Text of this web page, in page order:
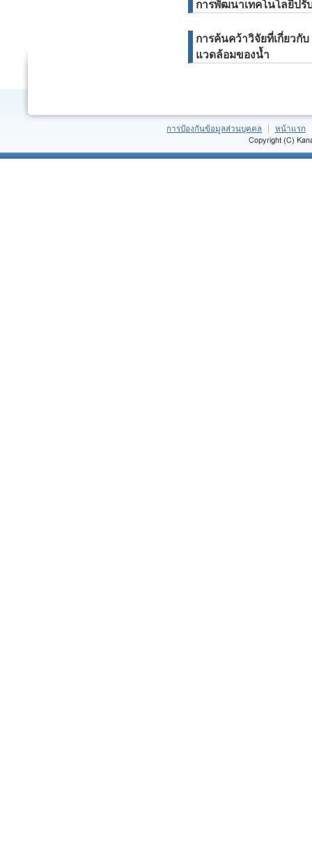
การพัฒนาเทคโนโลยีปรั
การค้นคว้าวิจัยที่เกี่ยวกั
แวดล้อมของน้ำ
การป้องกันข้อมูลส่วนบุคคล หน้าแรก